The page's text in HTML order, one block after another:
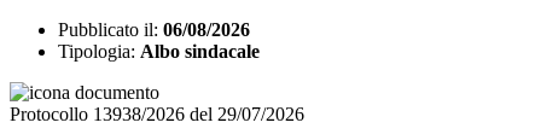
Pubblicato il: 06/08/2026
Tipologia: Albo sindacale
Protocollo 13938/2026 del 29/07/2026